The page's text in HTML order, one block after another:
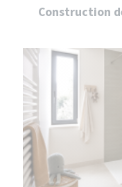
Construction